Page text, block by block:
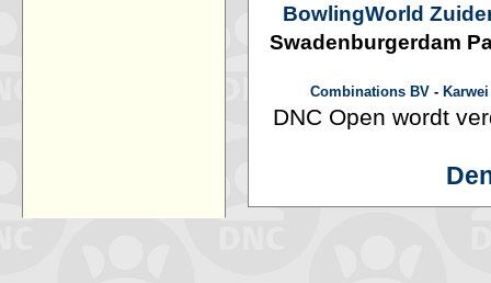
BowlingWorld
Swadenburgerdam
Combinations BV -
DNC Open wordt